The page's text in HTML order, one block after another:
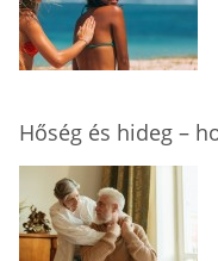
Hőség és hideg –